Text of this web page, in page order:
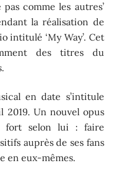
comme les autres’
la réalisation de
intitulé ‘My Way’. Cet
des titres du
en date s’intitule
2019. Un nouvel opus
fort selon lui : faire
auprès de ses fans
en eux-mêmes.